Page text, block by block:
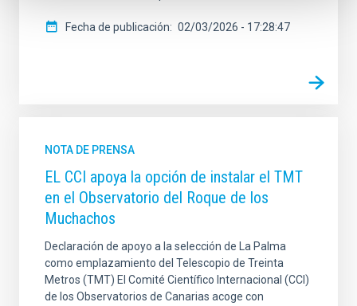
Fecha de publicación 02/03/2026 - 17:28:47
NOTA DE PRENSA
EL CCI apoya la opción de instalar el TMT
en el Observatorio del Roque de los
Muchachos
Declaración de apoyo a la selección de La Palma
como emplazamiento del Telescopio de Treinta
Metros (TMT) El Comité Científico Internacional (CCI)
de los Observatorios de Canarias acoge con